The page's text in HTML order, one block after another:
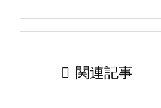
 関連記事